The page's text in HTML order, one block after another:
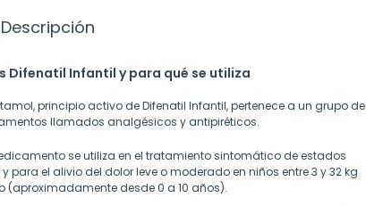
Descripción
Difenatil Infantil y para qué se utiliza
principio activo de Difenatil Infantil, pertenece a un grupo de
llamados analgésicos y antipiréticos.
se utiliza en el tratamiento sintomático de estados
y para el alivio del dolor leve o moderado en niños entre 3 y 32 kg
(aproximadamente desde 0 a 10 años).